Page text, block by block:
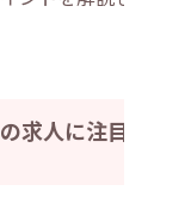
求人に注目す